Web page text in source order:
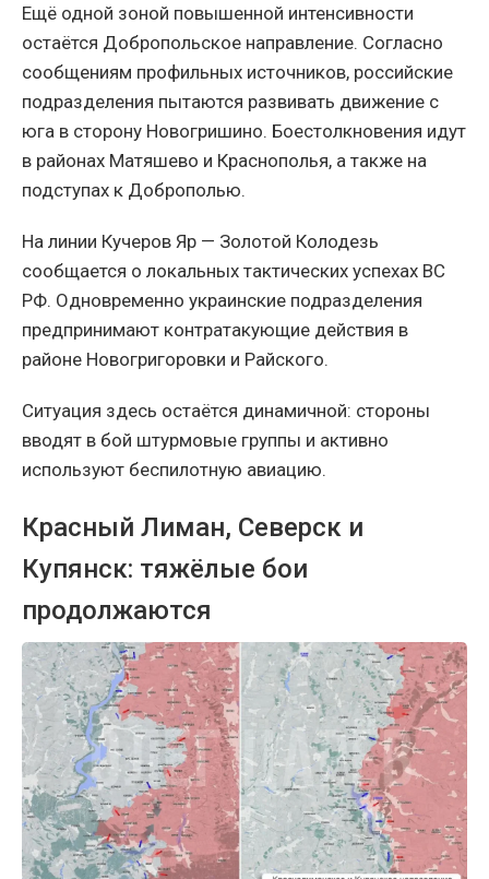
Ещё одной зоной повышенной интенсивности
остаётся Добропольское направление. Согласно
сообщениям профильных источников, российские
подразделения пытаются развивать движение с
юга в сторону Новогришино. Боестолкновения идут
в районах Матяшево и Краснополья, а также на
подступах к Доброполью.
На линии Кучеров Яр — Золотой Колодезь
сообщается о локальных тактических успехах ВС
РФ. Одновременно украинские подразделения
предпринимают контратакующие действия в
районе Новогригоровки и Райского.
Ситуация здесь остаётся динамичной: стороны
вводят в бой штурмовые группы и активно
используют беспилотную авиацию.
Красный Лиман, Северск и
Купянск: тяжёлые бои
продолжаются